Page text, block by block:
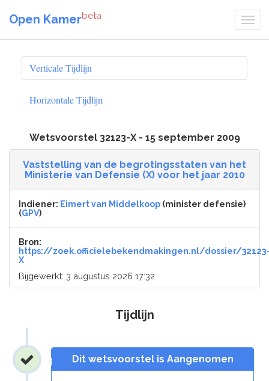
Open Kamerbeta
Verticale Tijdlijn
Horizontale Tijdlijn
Wetsvoorstel 32123-X - 15 september 2009
Vaststelling van de begrotingsstaten van het
Ministerie van Defensie (X) voor het jaar 2010
Indiener: Eimert van Middelkoop (minister defensie)
(GPV)
Bron:
https://zoek.officielebekendmakingen.nl/dossier/32123-
X
Bijgewerkt: 3 augustus 2026 17:32
Tijdlijn
Dit wetsvoorstel is Aangenomen